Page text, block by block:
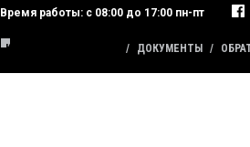
Время работы: с 08:00 до 17:00 пн-пт
КАТАЛОГ ПРОДУКЦИИ ДОКУМЕНТЫ